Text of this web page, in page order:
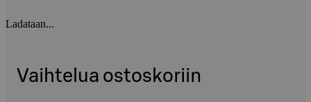
Ladataan...
Vaihtelua ostoskoriin